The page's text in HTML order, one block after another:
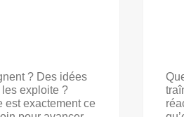
? Des idées
les exploite ?
est exactement ce